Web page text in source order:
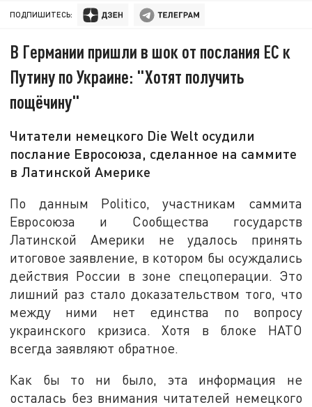
ПОДПИШИТЕСЬ:
В Германии пришли в шок от послания ЕС к
Путину по Украине: "Хотят получить
пощёчину"
Читатели немецкого Die Welt осудили
послание Евросоюза, сделанное на саммите
в Латинской Америке
По данным Politico, участникам саммита
Евросоюза и Сообщества государств
Латинской Америки не удалось принять
итоговое заявление, в котором бы осуждались
действия России в зоне спецоперации. Это
лишний раз стало доказательством того, что
между ними нет единства по вопросу
украинского кризиса. Хотя в блоке НАТО
всегда заявляют обратное.
Как бы то ни было, эта информация не
осталась без внимания читателей немецкого